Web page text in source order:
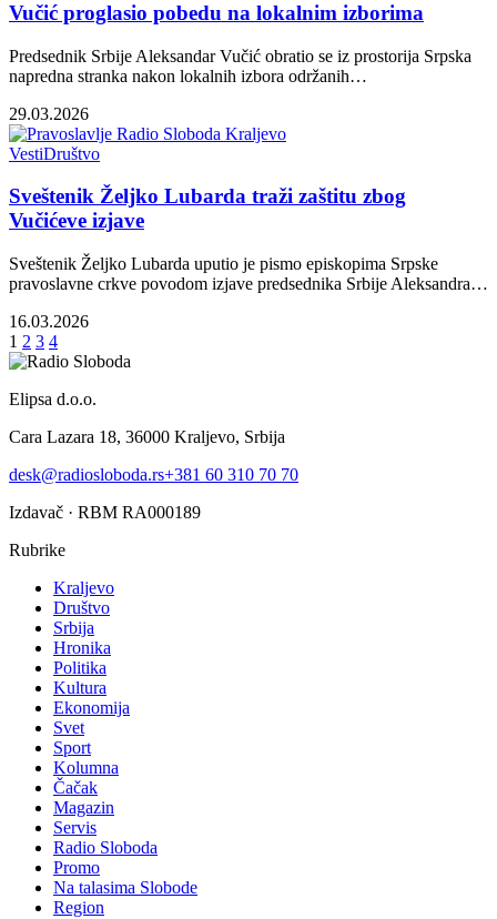
Vučić proglasio pobedu na lokalnim izborima
Predsednik Srbije Aleksandar Vučić obratio se iz prostorija Srpska
napredna stranka nakon lokalnih izbora održanih…
29.03.2026
VestiDruštvo
Sveštenik Željko Lubarda traži zaštitu zbog
Vučićeve izjave
Sveštenik Željko Lubarda uputio je pismo episkopima Srpske
pravoslavne crkve povodom izjave predsednika Srbije Aleksandra…
16.03.2026
1 2 3 4
Elipsa d.o.o.
Cara Lazara 18, 36000 Kraljevo, Srbija
desk@radiosloboda.rs+381 60 310 70 70
Izdavač · RBM RA000189
Rubrike
Kraljevo
Društvo
Srbija
Hronika
Politika
Kultura
Ekonomija
Svet
Sport
Kolumna
Čačak
Magazin
Servis
Radio Sloboda
Promo
Na talasima Slobode
Region